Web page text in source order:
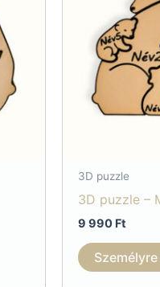
3D puzzle
3D puzzle –
9 990 Ft